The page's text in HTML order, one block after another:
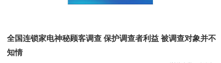
全国连锁家电神秘顾客调查 保护调查者利益 被调查对象并不
知情